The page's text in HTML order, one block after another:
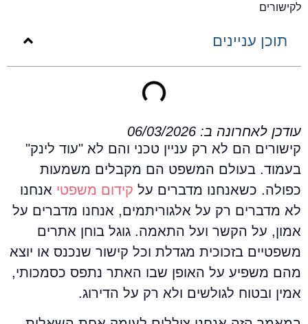
לקישורים
תוכן עניינים
עודכן לאחרונה ב: 06/03/2026
קישורים הם לא רק עניין טכני והם לא "עוד לינק"
בעמוד. בעולם המשפט הם מקבלים משמעות
כפולה. כשאנחנו מדברים עלקידום משפטיאנחנו
לא מדברים רק על אלגוריתמים, אנחנו מדברים על
אמון, על הקשר ועל התאמה. גוגל בוחן אתרים
משפטיים בזכוכית מגדלת וכל קישור שנכנס או יוצא
מהם משפיע על האופן שבו האתר נתפס כסמכותי,
אמין ובטוח לגולשים ולא רק על הדירוג.